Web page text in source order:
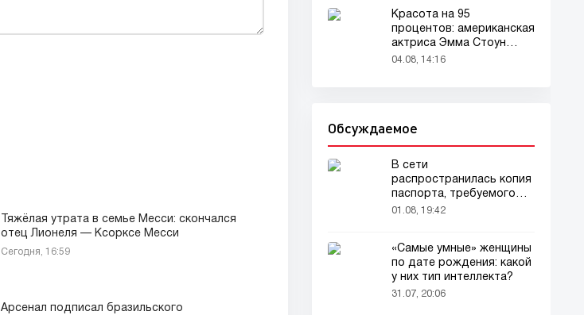
Тяжёлая утрата в семье Месси: скончался
отец Лионеля — Ксорксе Месси
Сегодня, 16:59
Арсенал подписал бразильского
Красота на 95
процентов: американская
актриса Эмма Стоун
признана самой красивой
04.08, 14:16
Обсуждаемое
В сети
распространилась копия
паспорта, требуемого
для домашних животных
01.08, 19:42
«Самые умные» женщины
по дате рождения: какой
у них тип интеллекта?
31.07, 20:06